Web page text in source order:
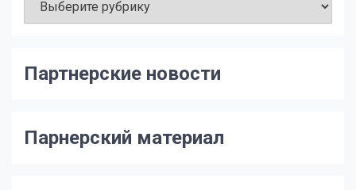
Сайта
Партнерские новости
Парнерский материал